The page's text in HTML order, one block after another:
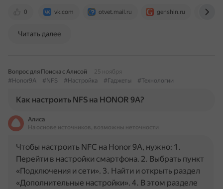
0 vk.com otvet.mail.ru genshin.ru
Читать далее
Вопрос для Поиска с Алисой
25 ноября
#Honor9A
#NFS #Настройка #Гаджеты #Технологии
Как настроить NFS на HONOR 9A?
Алиса
На основе источников, возможны неточности
Чтобы настроить NFC на Honor 9A, нужно: 1.
Перейти в настройки смартфона. 2. Выбрать пункт
«Подключения и сети». 3. Найти и открыть раздел
«Дополнительные настройки». 4. В этом разделе